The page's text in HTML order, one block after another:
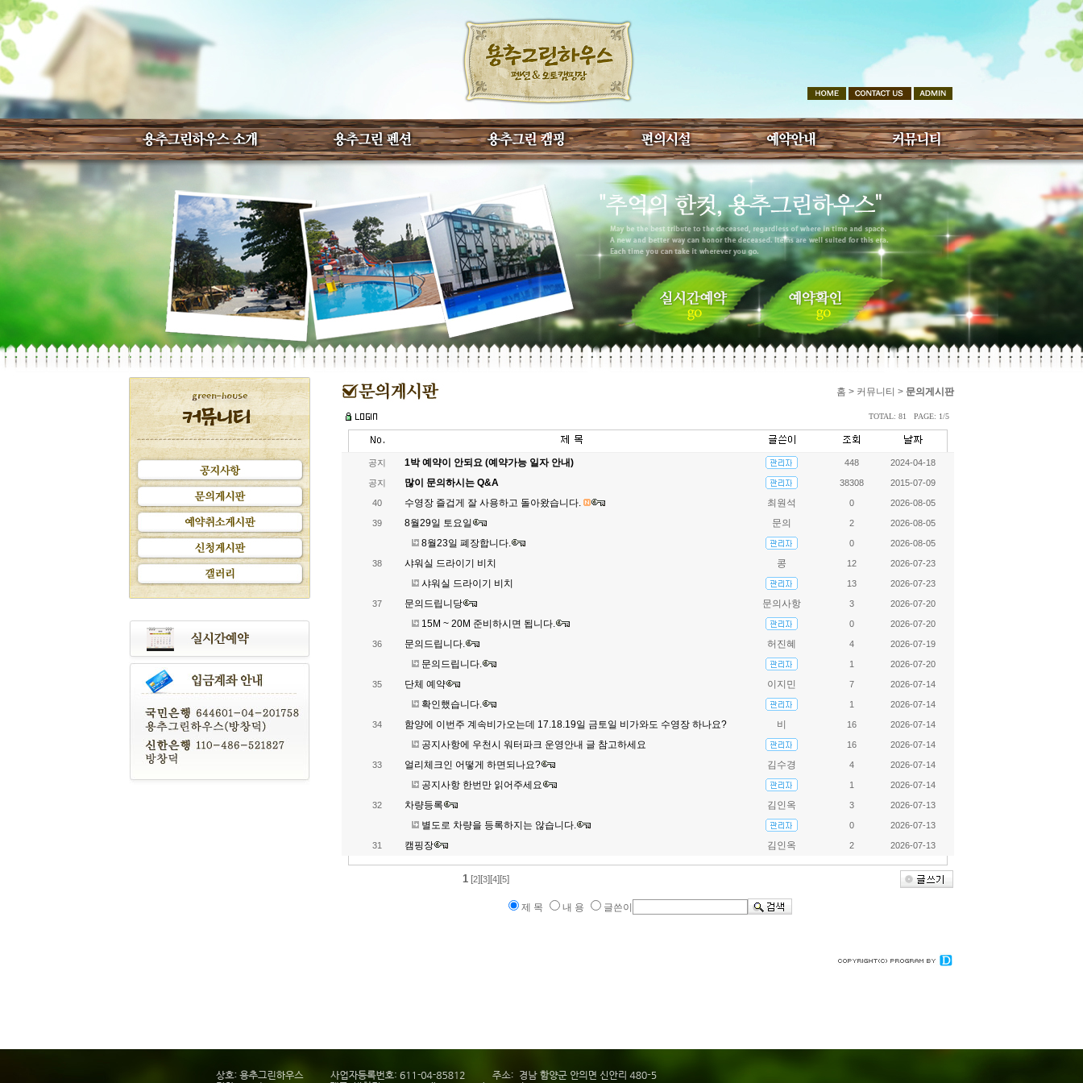
홈 > 커뮤니티 > 문의게시판
TOTAL: 81 PAGE: 1/5
공지 1박 예약이 안되요 (예약가능 일자 안내) 448 2024-04-18
공지 많이 문의하시는 Q&A 38308 2015-07-09
40 수영장 즐겁게 잘 사용하고 돌아왔습니다. 최원석 0 2026-08-05
39 8월29일 토요일 문의 2 2026-08-05
8월23일 폐장합니다. 0 2026-08-05
38 샤워실 드라이기 비치 콩 12 2026-07-23
샤워실 드라이기 비치 13 2026-07-23
37 문의드립니당 문의사항 3 2026-07-20
15M ~ 20M 준비하시면 됩니다. 0 2026-07-20
36 문의드립니다. 허진혜 4 2026-07-19
문의드립니다. 1 2026-07-20
35 단체 예약 이지민 7 2026-07-14
확인했습니다. 1 2026-07-14
34 함양에 이번주 계속비가오는데 17.18.19일 금토일 비가와도 수영장 하나요? 비 16 2026-07-14
공지사항에 우천시 워터파크 운영안내 글 참고하세요 16 2026-07-14
33 얼리체크인 어떻게 하면되나요? 김수경 4 2026-07-14
공지사항 한번만 읽어주세요 1 2026-07-14
32 차량등록 김인옥 3 2026-07-13
별도로 차량을 등록하지는 않습니다. 0 2026-07-13
31 캠핑장 김인옥 2 2026-07-13
1[2][3][4][5]
제 목 내 용 글쓴이